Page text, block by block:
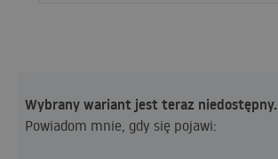
Wybrany wariant jest teraz niedostępny.
Powiadom mnie, gdy się pojawi: